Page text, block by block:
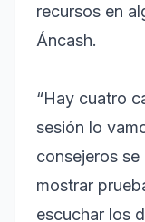
recursos en
Áncash.
“Hay cuatro
sesión lo
consejeros
mostrar
escuchar los